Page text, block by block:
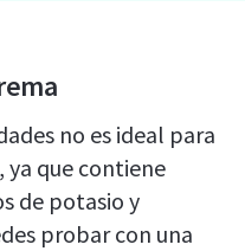
no es ideal para
ya que contiene
de potasio y
probar con una